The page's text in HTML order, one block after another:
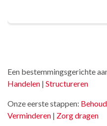
Een bestemmingsgerichte
Handelen | Structureren
Onze eerste stappen: Behoud
Verminderen | Zorg dragen